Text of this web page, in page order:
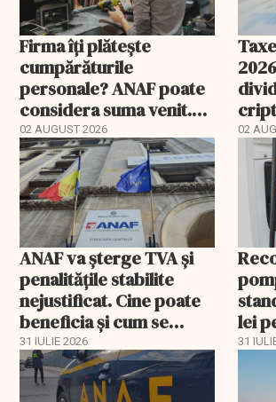
Firma îți plătește
cumpărăturile
personale? ANAF poate
considera suma venit.
Cu cât te taxează
02 AUGUST 2026 02
ANAF va șterge TVA și
penalitățile stabilite
nejustificat. Cine poate
beneficia și cum se
recuperează banii plătiți
31 IULIE 2026
lei
31